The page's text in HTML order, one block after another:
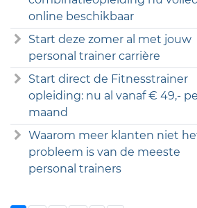
online beschikbaar
Start deze zomer al met jouw
personal trainer carrière
Start direct de Fitnesstrainer
opleiding: nu al vanaf € 49,-
maand
Waarom meer klanten niet
probleem is van de meeste
personal trainers